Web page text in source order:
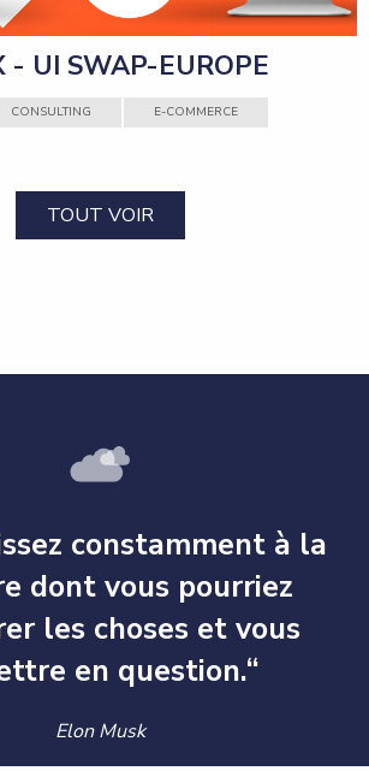
- UI SWAP-EUROPE
CONSULTING E-COMMERCE
TOUT VOIR
constamment à la
dont vous pourriez
les choses et vous
en question.“
Elon Musk